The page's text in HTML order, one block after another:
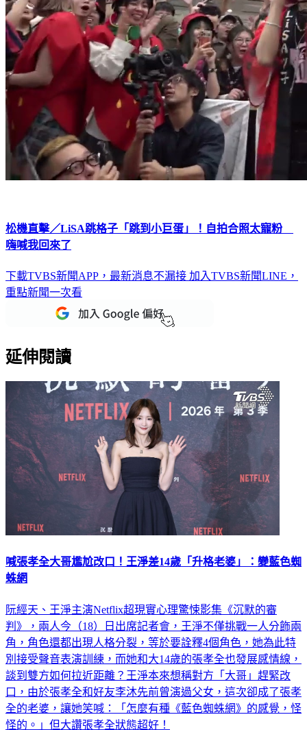
松機直擊／LiSA跳格子「跳到小巨蛋」！自拍合照太寵粉
嗨喊我回來了
下載TVBS新聞APP，最新消息不漏接 加入TVBS新聞LINE，
重點新聞一次看
延伸閱讀
喊張孝全大哥尷尬改口！王淨差14歲「升格老婆」：變藍色蜘
蛛網
阮經天、王淨主演Netflix超現實心理驚悚影集《沉默的審
判》，兩人今（18）日出席記者會，王淨不僅挑戰一人分飾兩
角，角色還都出現人格分裂，等於要詮釋4個角色，她為此特
別接受聲音表演訓練，而她和大14歲的張孝全也發展感情線，
談到雙方如何拉近距離？王淨本來想稱對方「大哥」趕緊改
口，由於張孝全和好友李沐先前曾演過父女，這次卻成了張孝
全的老婆，讓她笑喊：「怎麼有種《藍色蜘蛛網》的感覺，怪
怪的。」但大讚張孝全狀態超好！